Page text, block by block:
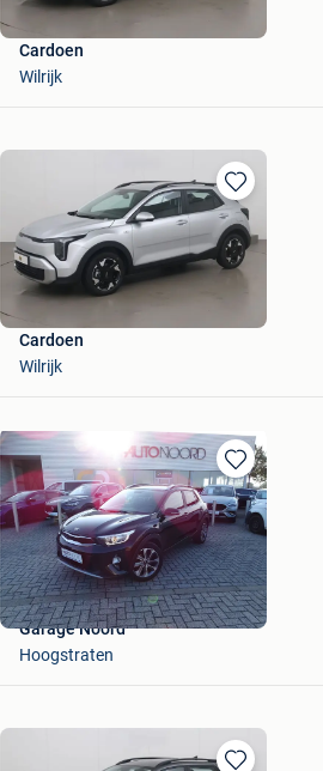
Cardoen
Wilrijk
Bewaren
in
Mijn
Favorieten
Cardoen
Wilrijk
Bewaren
in
Mijn
Favorieten
Garage Noord
Hoogstraten